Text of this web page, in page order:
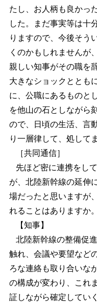
たし、お人柄も良かっ
した。まだ事実等は十
りますので、今後そう
くのかもしれませんが
親しい知事がその職を
大きなショックととも
に、公職にあるものと
を他山の石としながら
ので、日頃の生活、言
り一層律して、処して
［共同通信］
先ほど密に連携をし
が、北陸新幹線の延伸
場だったと思いますが
れることはありますか。
【知事】
北陸新幹線の整備促
触れ、会議や要望など
ろな連絡も取り合いな
の構成が変わり、これ
証しながら確定してい